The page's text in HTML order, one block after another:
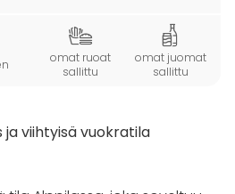
omat ruoat
sallittu
omat juomat
sallittu
ja viihtyisä vuokratila